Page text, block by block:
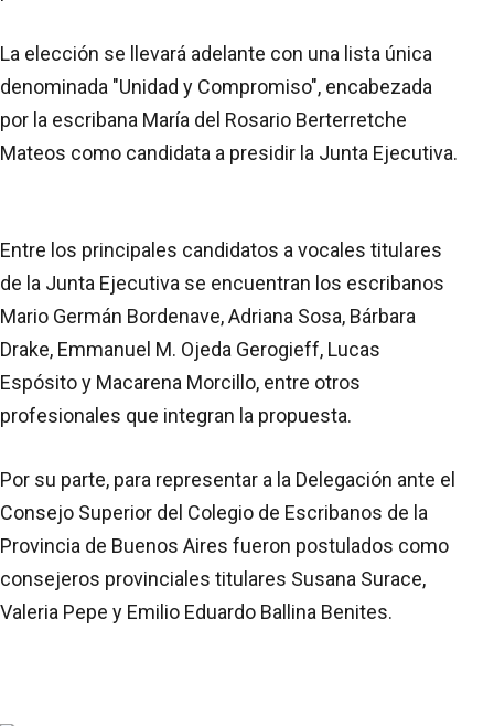
La elección se llevará adelante con una lista única
denominada "Unidad y Compromiso", encabezada
por la escribana María del Rosario Berterretche
Mateos como candidata a presidir la Junta Ejecutiva.
Entre los principales candidatos a vocales titulares
de la Junta Ejecutiva se encuentran los escribanos
Mario Germán Bordenave, Adriana Sosa, Bárbara
Drake, Emmanuel M. Ojeda Gerogieff, Lucas
Espósito y Macarena Morcillo, entre otros
profesionales que integran la propuesta.
Por su parte, para representar a la Delegación ante el
Consejo Superior del Colegio de Escribanos de la
Provincia de Buenos Aires fueron postulados como
consejeros provinciales titulares Susana Surace,
Valeria Pepe y Emilio Eduardo Ballina Benites.